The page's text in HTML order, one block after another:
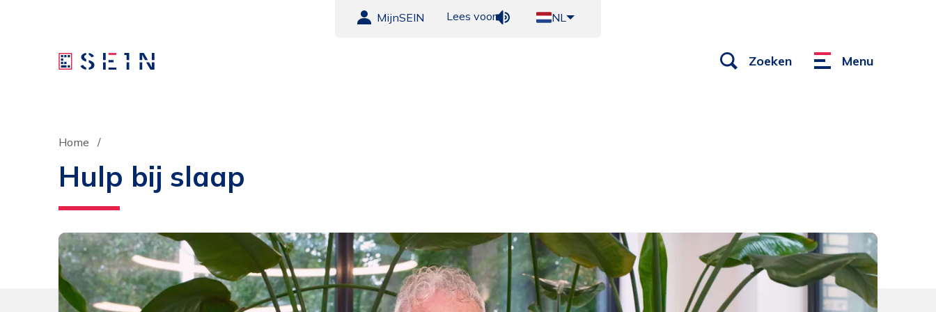
Open Zoeken
Menu Menu
MijnSEIN Lees voor NL
Home
Hulp bij slaap